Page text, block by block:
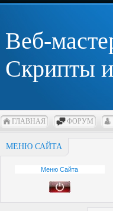
Веб-
Скрипты
ГЛАВНАЯ ФОРУМ
МЕНЮ САЙТА
Меню Сайта